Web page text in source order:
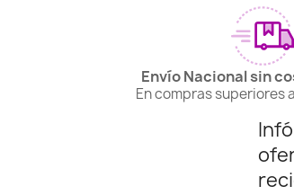
Envío Nacional sin
En compras superiores